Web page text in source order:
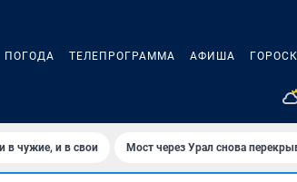
ПОГОДА ТЕЛЕПРОГРАММА АФИША
в чужие, и в свои Мост через Урал снова